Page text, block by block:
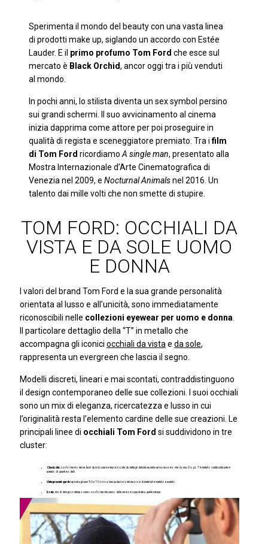
Sperimenta il mondo del beauty con una vasta linea
di prodotti make up, siglando un accordo con Estée
Lauder. E il primo profumo Tom Ford che esce sul
mercato è Black Orchid, ancor oggi tra i più venduti
al mondo.
In pochi anni, lo stilista diventa un sex symbol persino
sui grandi schermi. Il suo avvicinamento al cinema
inizia dapprima come attore per poi proseguire in
qualità di regista e sceneggiatore premiato. Tra ifilm
di Tom Ford ricordiamo A single man, presentato alla
Mostra Internazionale d’Arte Cinematografica di
Venezia nel 2009, e Nocturnal Animalsnel 2016. Un
talento dai mille volti che non smette di stupire.
TOM FORD: OCCHIALI DA
VISTA E DA SOLE UOMO
E DONNA
I valori del brand Tom Ford e la sua grande personalità
orientata al lusso e all’unicità, sono immediatamente
riconoscibili nelle collezioni eyewear per uomo e donna
Il particolare dettaglio della “T” in metallo che
accompagna gli iconici occhiali da vista e da sole,
rappresenta un evergreen che lascia il segno.
Modelli discreti, lineari e mai scontati, contraddistinguono
il design contemporaneo delle sue collezioni. I suoi occhiali
sono un mix di eleganza, ricercatezza e lusso in cui
l’originalità resta l’elemento cardine delle sue creazioni. Le
principali linee di occhiali Tom Ford si suddividono in tre
cluster:
Classic chic , con forme moderne, facili da indossare e impreziosite da dettagli delicati sia nella versione uomo che donna. Il logo T in metallo risalta sulle aste in
acetato di questi modelli.
Vintage avant-gardeispirati agli anni ’50 e ’70 con volumi audaci e combinazioni di materiali in metallo e acetato.
Iconic , mix di design contemporaneo con forme che vanno dalle versioni squadrate a quelle cat-eye.